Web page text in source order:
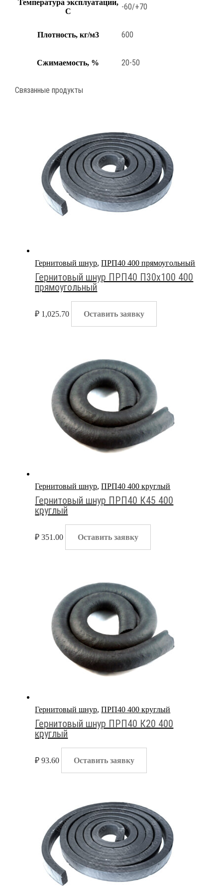
Температура эксплуатации,
С
-60/+70
Плотность, кг/м3 600
Сжимаемость, % 20-50
Связанные продукты
Гернитовый шнур,ПРП40 400 прямоугольный
Гернитовый шнур ПРП40 П30х100 400
прямоугольный
₽ 1,025.70 Оставить заявку
Гернитовый шнур,ПРП40 400 круглый
Гернитовый шнур ПРП40 К45 400
круглый
₽ 351.00 Оставить заявку
Гернитовый шнур,ПРП40 400 круглый
Гернитовый шнур ПРП40 К20 400
круглый
₽ 93.60 Оставить заявку